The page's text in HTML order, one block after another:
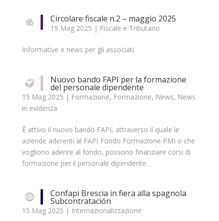
Circolare fiscale n.2 – maggio 2025
19 Mag 2025 | Fiscale e Tributario
Informative e news per gli associati
Nuovo bando FAPI per la formazione
del personale dipendente
15 Mag 2025 | Formazione, Formazione, News, News
in evidenza
È attivo il nuovo bando FAPI, attraverso il quale le
aziende aderenti al FAPI Fondo Formazione PMI o che
vogliono aderire al fondo, possono finanziare corsi di
formazione per il personale dipendente.
Confapi Brescia in fiera alla spagnola
Subcontratación
15 Mag 2025 | Internazionalizzazione